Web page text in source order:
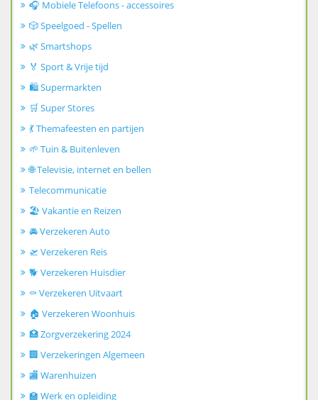
🎧 Mobiele Telefoons - accessoires
🎲 Speelgoed - Spellen
🌿 Smartshops
🏅 Sport & Vrije tijd
🛍️ Supermarkten
🛒 Super Stores
💃 Themafeesten en partijen
🌱 Tuin & Buitenleven
🌐 Televisie, internet en bellen
Telecommunicatie
🏖️ Vakantie en Reizen
🚘 Verzekeren Auto
🛫 Verzekeren Reis
🐕 Verzekeren Huisdier
⚰️ Verzekeren Uitvaart
🏠 Verzekeren Woonhuis
🏥 Zorgverzekering 2024
🏢 Verzekeringen Algemeen
🏬 Warenhuizen
🏫 Werk en opleiding